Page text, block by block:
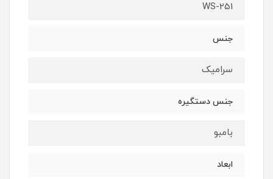
WS-251
جنس
سرامیک
جنس دستگیره
بامبو
ابعاد